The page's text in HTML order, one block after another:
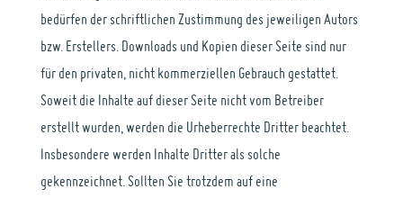
bedürfen der schriftlichen Zustimmung des jeweiligen Autors
bzw. Erstellers. Downloads und Kopien dieser Seite sind nur
für den privaten, nicht kommerziellen Gebrauch gestattet.
Soweit die Inhalte auf dieser Seite nicht vom Betreiber
erstellt wurden, werden die Urheberrechte Dritter beachtet.
Insbesondere werden Inhalte Dritter als solche
gekennzeichnet. Sollten Sie trotzdem auf eine